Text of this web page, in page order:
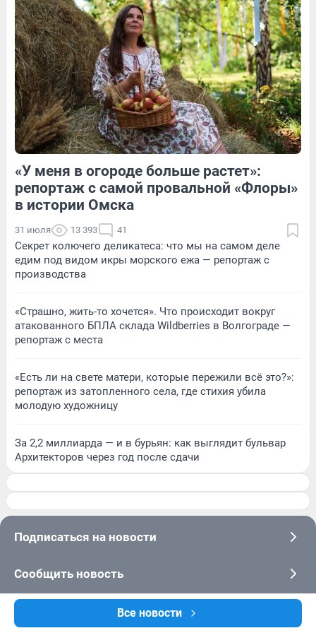
Все новости
3 Обсудить 3 Обсудить
Обсудить
«У меня в огороде больше растет»:
репортаж с самой провальной «Флоры»
в истории Омска
31 июля 13 393 41
Секрет колючего деликатеса: что мы на самом деле
едим под видом икры морского ежа — репортаж с
производства
«Страшно, жить-то хочется». Что происходит вокруг
атакованного БПЛА склада Wildberries в Волгограде —
репортаж с места
«Есть ли на свете матери, которые пережили всё это?»:
репортаж из затопленного села, где стихия убила
молодую художницу
За 2,2 миллиарда — и в бурьян: как выглядит бульвар
Архитекторов через год после сдачи
Подписаться на новости
Сообщить новость